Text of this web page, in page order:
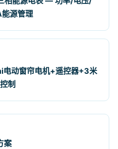
源管理
动窗帘电机+遥控器+3米
制
案